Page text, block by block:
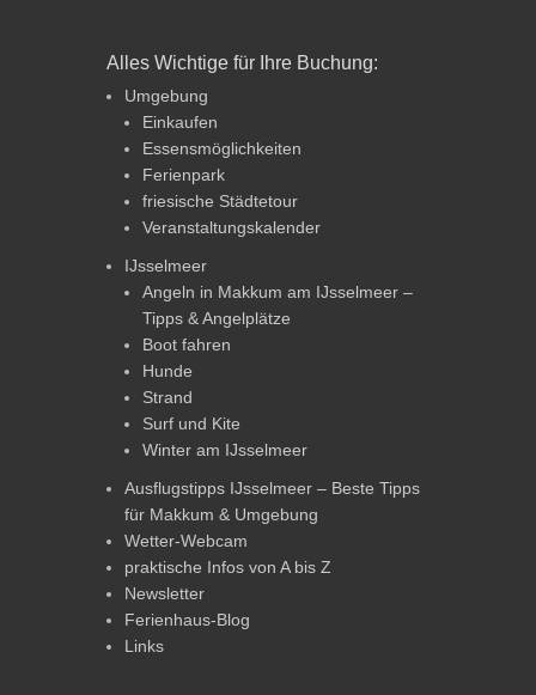
Alles Wichtige für Ihre Buchung:
Umgebung
Einkaufen
Essensmöglichkeiten
Ferienpark
friesische Städtetour
Veranstaltungskalender
IJsselmeer
Angeln in Makkum am IJsselmeer –
Tipps & Angelplätze
Boot fahren
Hunde
Strand
Surf und Kite
Winter am IJsselmeer
Ausflugstipps IJsselmeer – Beste Tipps
für Makkum & Umgebung
Wetter-Webcam
praktische Infos von A bis Z
Newsletter
Ferienhaus-Blog
Links